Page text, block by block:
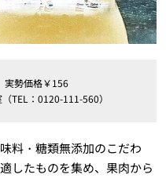
勢価格￥156
TEL：0120-111-560）
料・糖類無添加のこだわ
したものを集め、果肉から